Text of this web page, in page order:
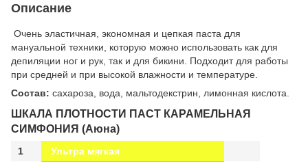
Описание
Очень эластичная, экономная и цепкая паста для
мануальной техники, которую можно использовать как для
депиляции ног и рук, так и для бикини. Подходит для работы
при средней и при высокой влажности и температуре.
Состав: сахароза, вода, мальтодекстрин, лимонная кислота.
ШКАЛА ПЛОТНОСТИ ПАСТ КАРАМЕЛЬНАЯ
СИМФОНИЯ (Аюна)
1
Ультра мягкая